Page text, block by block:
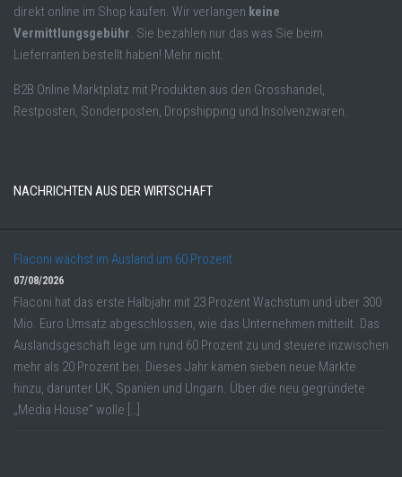
direkt online im Shop kaufen. Wir verlangen keine
Vermittlungsgebühr. Sie bezahlen nur das was Sie beim
Lieferranten bestellt haben! Mehr nicht.
B2B Online Marktplatz mit Produkten aus den Grosshandel,
Restposten, Sonderposten, Dropshipping und Insolvenzwaren.
NACHRICHTEN AUS DER WIRTSCHAFT
Flaconi wächst im Ausland um 60 Prozent
07/08/2026
Flaconi hat das erste Halbjahr mit 23 Prozent Wachstum und über 300
Mio. Euro Umsatz abgeschlossen, wie das Unternehmen mitteilt. Das
Auslandsgeschäft lege um rund 60 Prozent zu und steuere inzwischen
mehr als 20 Prozent bei. Dieses Jahr kämen sieben neue Märkte
hinzu, darunter UK, Spanien und Ungarn. Über die neu gegründete
„Media House“ wolle […]